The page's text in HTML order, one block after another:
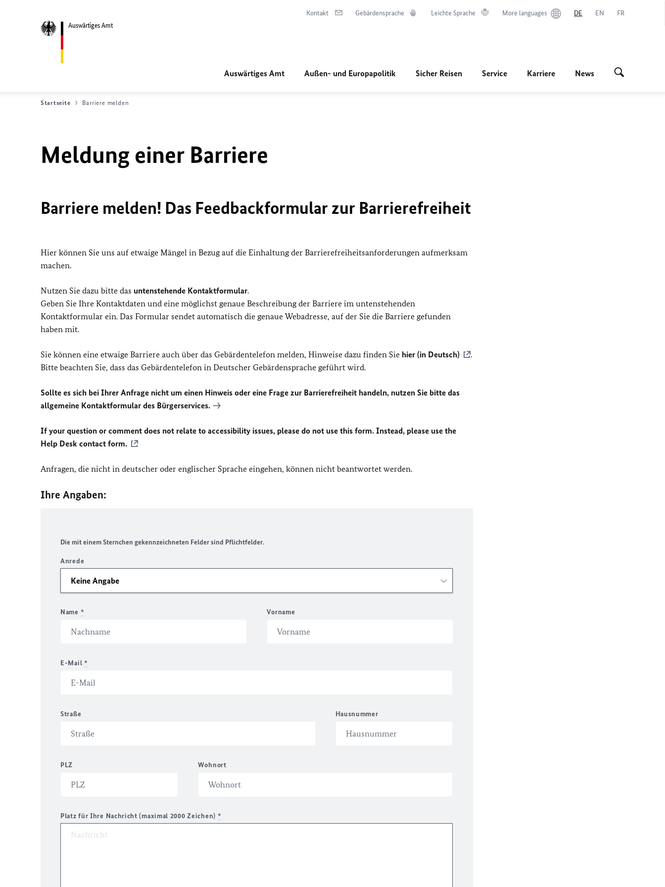
Auswärtiges Amt
Kontakt Gebärdensprache Leichte Sprache More languages DE EN FR
Auswärtiges Amt Außen- und Europapolitik Sicher Reisen Service Karriere News
Startseite Barriere melden
Meldung einer Barriere
Barriere melden! Das Feedbackformular zur Barrierefreiheit
Hier können Sie uns auf etwaige Mängel in Bezug auf die Einhaltung der Barrierefreiheitsanforderungen aufmerksam
machen.
Nutzen Sie dazu bitte das untenstehende Kontaktformular.
Geben Sie Ihre Kontaktdaten und eine möglichst genaue Beschreibung der Barriere im untenstehenden
Kontaktformular ein. Das Formular sendet automatisch die genaue Webadresse, auf der Sie die Barriere gefunden
haben mit.
Sie können eine etwaige Barriere auch über das Gebärdentelefon melden, Hinweise dazu finden Sie hier (in Deutsch)
.
Bitte beachten Sie, dass das Gebärdentelefon in Deutscher Gebärdensprache geführt wird.
Sollte es sich bei Ihrer Anfrage nicht um einen Hinweis oder eine Frage zur Barrierefreiheit handeln, nutzen Sie bitte das
allgemeine Kontaktformular des Bürgerservices.
If your question or comment does not relate to accessibility issues, please do not use this form. Instead, please use the
Help Desk contact form.
Anfragen, die nicht in deutscher oder englischer Sprache eingehen, können nicht beantwortet werden.
Ihre Angaben:
Die mit einem Sternchen gekennzeichneten Felder sind Pflichtfelder.
Anrede
Name * Vorname
E-Mail *
Straße Hausnummer
PLZ Wohnort
Platz für Ihre Nachricht (maximal 2000 Zeichen) *